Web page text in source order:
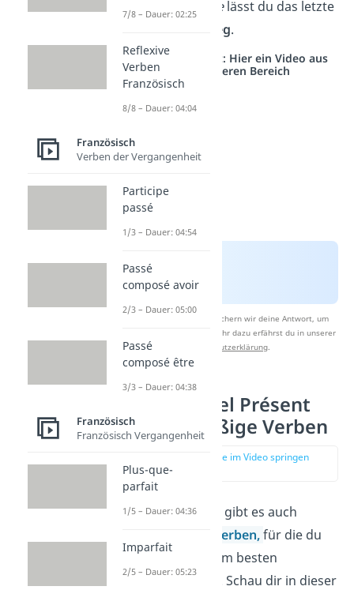
setzt! Bei prendrelässt du das letzte
weg.
Studyflix vernetzt: Hier ein Video aus
einem anderen Bereich
Nach Beantwortung speichern wir deine Antwort, um
Studyflix zu verbessern. Mehr dazu erfährst du in unserer
Datenschutzerklärung.
Conditionnel Présent
unregelmäßige Verben
zur Stelle im Video springen
Im Französischen gibt es auch
unregelmäßige Verben,für die du
die Konjugation am besten
auswendig lernst. Schau dir in dieser
7/8 – Dauer: 02:25
Reflexive
Verben
Französisch
8/8 – Dauer: 04:04
Französisch
Verben der Vergangenheit
Participe
passé
1/3 – Dauer: 04:54
Passé
composé avoir
2/3 – Dauer: 05:00
Passé
composé être
3/3 – Dauer: 04:38
Französisch
Französisch Vergangenheit
Plus-que-
parfait
1/5 – Dauer: 04:36
Imparfait
2/5 – Dauer: 05:23